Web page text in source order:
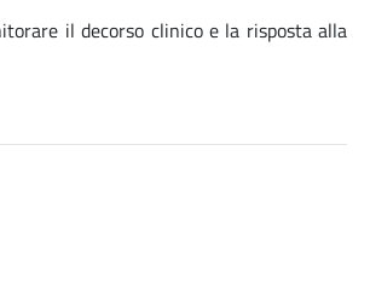
il decorso clinico e la risposta alla